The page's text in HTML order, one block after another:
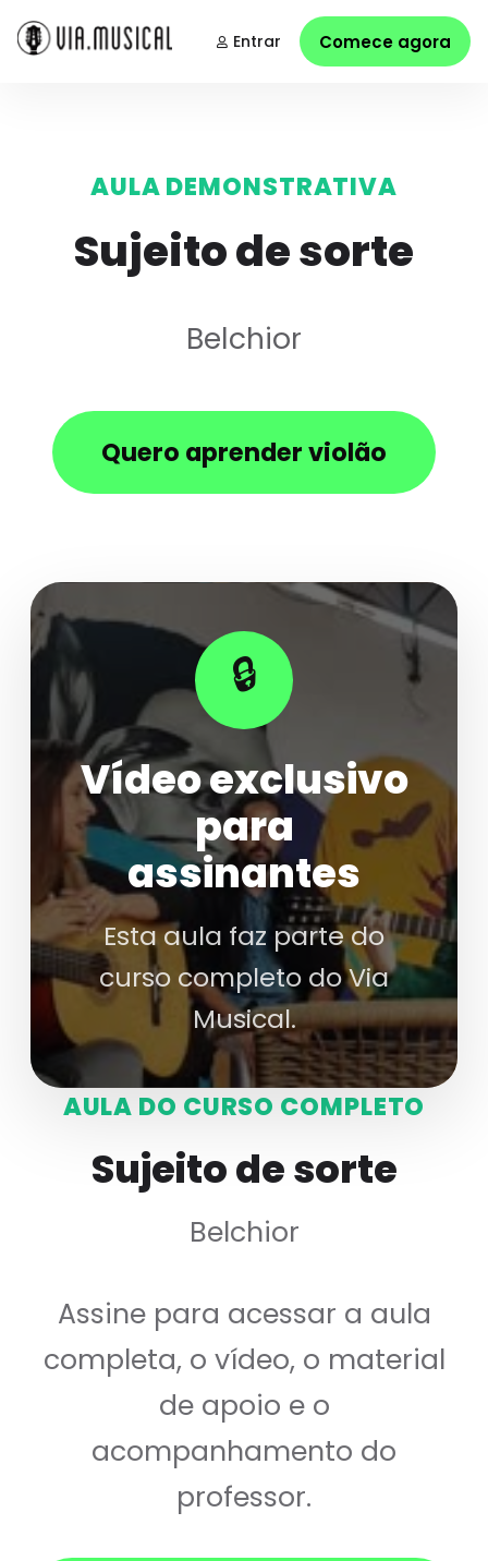
Entrar Comece agora
AULA DEMONSTRATIVA
Sujeito de sorte
Belchior
Quero aprender violão
🔒
Vídeo exclusivo
para
assinantes
Esta aula faz parte do
curso completo do Via
Musical.
AULA DO CURSO COMPLETO
Sujeito de sorte
Belchior
Assine para acessar a aula
completa, o vídeo, o material
de apoio e o
acompanhamento do
professor.